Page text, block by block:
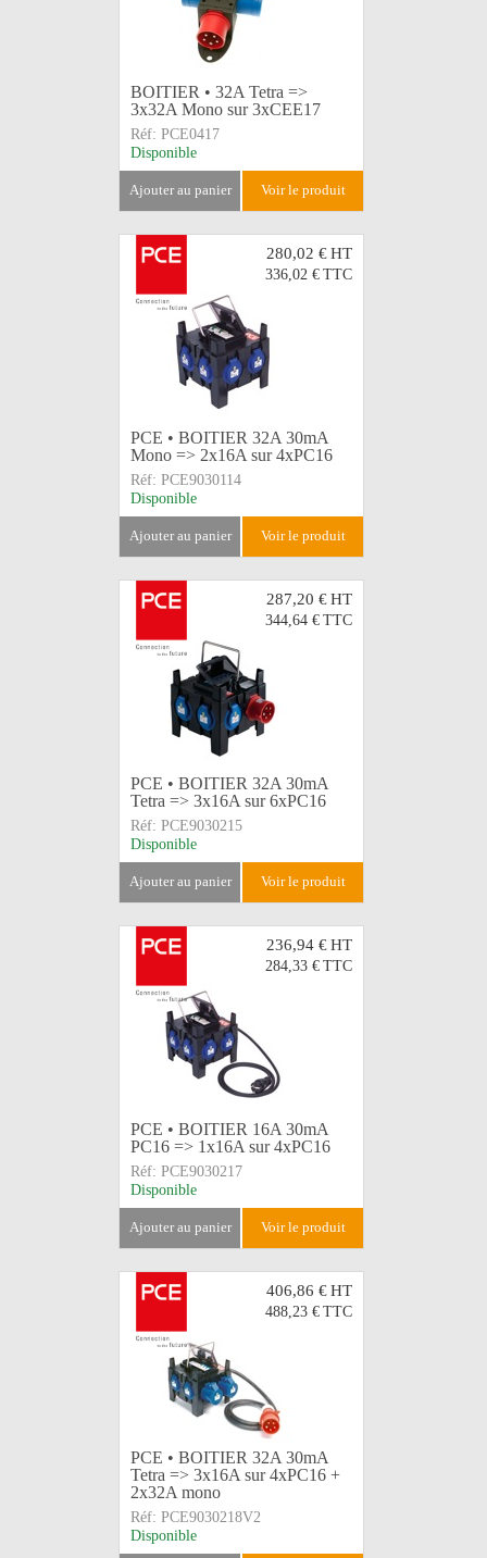
BOITIER • 32A Tetra =>
3x32A Mono sur 3xCEE17
Réf: PCE0417
Disponible
ajouter au panier voir le produit
280,02 €HT
336,02 € TTC
PCE • BOITIER 32A 30mA
Mono => 2x16A sur 4xPC16
Réf: PCE9030114
Disponible
ajouter au panier voir le produit
287,20 €HT
344,64 € TTC
PCE • BOITIER 32A 30mA
Tetra => 3x16A sur 6xPC16
Réf: PCE9030215
Disponible
ajouter au panier voir le produit
236,94 €HT
284,33 € TTC
PCE • BOITIER 16A 30mA
PC16 => 1x16A sur 4xPC16
Réf: PCE9030217
Disponible
ajouter au panier voir le produit
406,86 €HT
488,23 € TTC
PCE • BOITIER 32A 30mA
Tetra => 3x16A sur 4xPC16 +
2x32A mono
Réf: PCE9030218V2
Disponible